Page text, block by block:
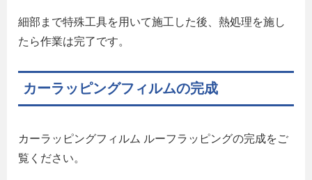
細部まで特殊工具を用いて施工した後、熱処理を施し
たら作業は完了です。
カーラッピングフィルムの完成
カーラッピングフィルム ルーフラッピングの完成をご
覧ください。